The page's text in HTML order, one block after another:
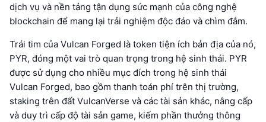
dịch vụ và nền tảng tận dụng sức mạnh của công nghệ
blockchain để mang lại trải nghiệm độc đáo và chìm đắm.
Trái tim của Vulcan Forged là token tiện ích bản địa của nó,
PYR, đóng một vai trò quan trọng trong hệ sinh thái. PYR
được sử dụng cho nhiều mục đích trong hệ sinh thái
Vulcan Forged, bao gồm thanh toán phí trên thị trường,
staking trên đất VulcanVerse và các tài sản khác, nâng cấp
và duy trì cấp độ tài sản game, kiếm phần thưởng thông